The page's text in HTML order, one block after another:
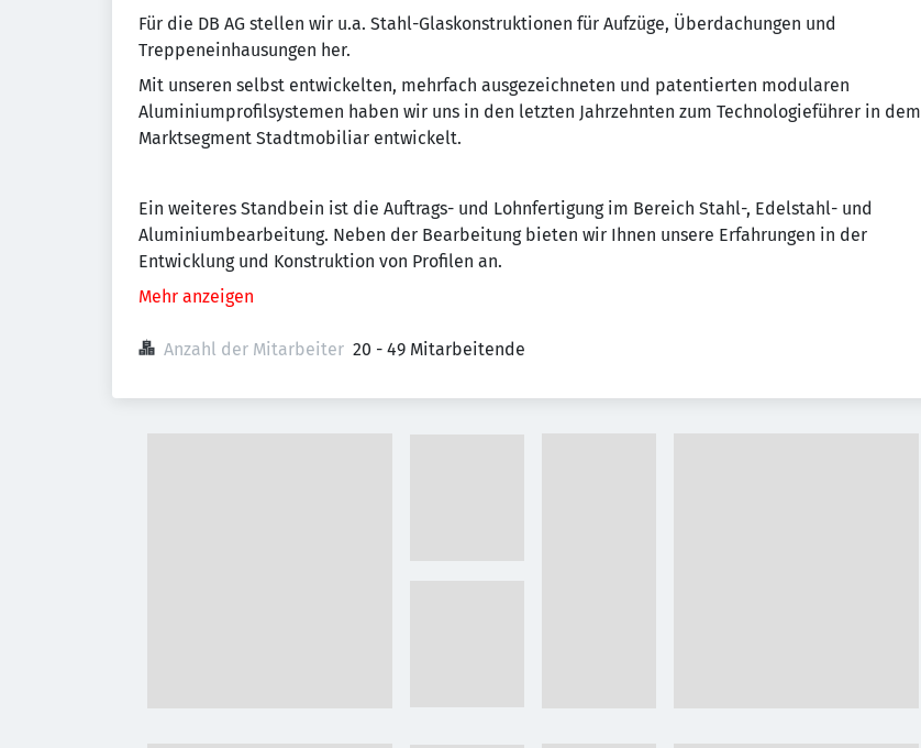
Für die DB AG stellen wir u.a. Stahl-Glaskonstruktionen für Aufzüge, Überdachungen und
Treppeneinhausungen her.
Mit unseren selbst entwickelten, mehrfach ausgezeichneten und patentierten modularen
Aluminiumprofilsystemen haben wir uns in den letzten Jahrzehnten zum Technologieführer in dem
Marktsegment Stadtmobiliar entwickelt.
Ein weiteres Standbein ist die Auftrags- und Lohnfertigung im Bereich Stahl-, Edelstahl- und
Aluminiumbearbeitung. Neben der Bearbeitung bieten wir Ihnen unsere Erfahrungen in der
Entwicklung und Konstruktion von Profilen an.
Mehr anzeigen
Anzahl der Mitarbeiter 20 - 49 Mitarbeitende